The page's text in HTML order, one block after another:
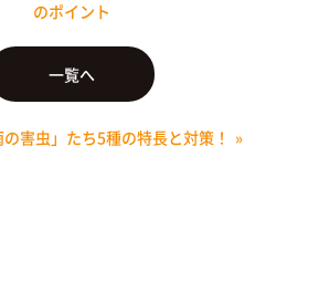
のポイント
一覧へ
害虫」たち5種の特長と対策！ »